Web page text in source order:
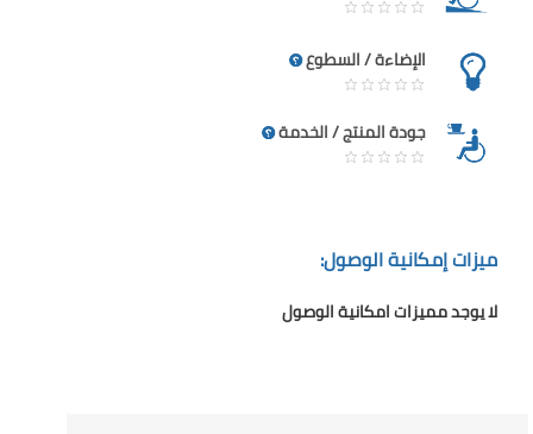
الإضاءة / السطوع
جودة المنتج / الخدمة
ميزات إمكانية الوصول:
لا يوجد مميزات امكانية الوصول